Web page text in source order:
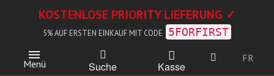
KOSTENLOSE PRIORITY LIEFERUNG ✓
5% AUF ERSTEN EINKAUF MIT CODE 5FORFIRST
Menü Suche Kasse
FR